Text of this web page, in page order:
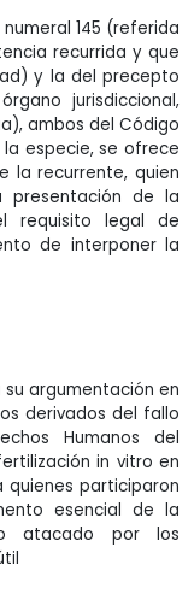
145 (referida
recurrida y que
y la del precepto
jurisdiccional,
ambos del Código
la especie, se ofrece
la recurrente, quien
presentación de la
requisito legal de
de interponer la
argumentación en
derivados del fallo
Humanos del
in vitro en
participaron
esencial de la
atacado por los